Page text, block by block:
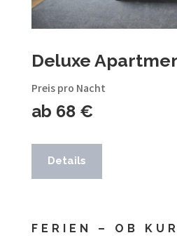
Deluxe
Preis pro Nacht
ab 68 €
Details
FERIEN – OB